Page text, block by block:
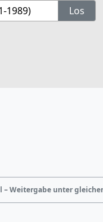
Weitergabe unter